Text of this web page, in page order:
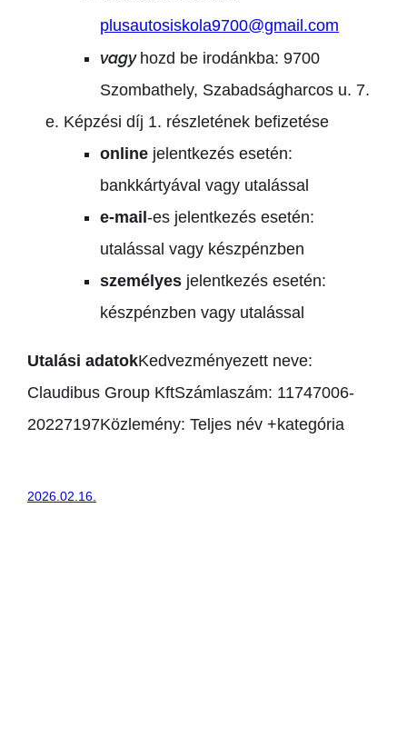
plusautosiskola9700@gmail.com
vagy hozd be irodánkba: 9700
Szombathely, Szabadságharcos u. 7.
Képzési díj 1. részletének befizetése
online jelentkezés esetén:
bankkártyával vagy utalással
e-mail-es jelentkezés esetén:
utalással vagy készpénzben
személyes jelentkezés esetén:
készpénzben vagy utalással
Utalási adatokKedvezményezett neve:
Claudibus Group KftSzámlaszám: 11747006-
20227197Közlemény: Teljes név +kategória
2026.02.16.